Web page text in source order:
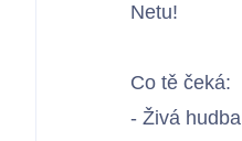
Netu!
Co tě čeká:
- Živá hudba